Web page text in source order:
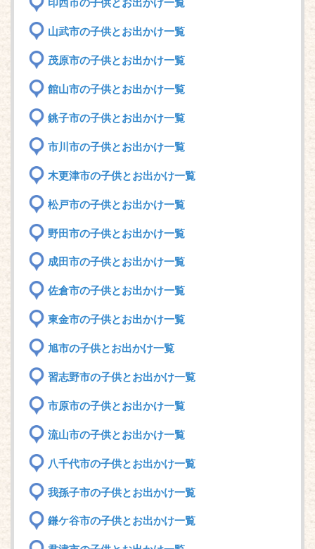
印西市の子供とお出かけ一覧
山武市の子供とお出かけ一覧
茂原市の子供とお出かけ一覧
館山市の子供とお出かけ一覧
銚子市の子供とお出かけ一覧
市川市の子供とお出かけ一覧
木更津市の子供とお出かけ一覧
松戸市の子供とお出かけ一覧
野田市の子供とお出かけ一覧
成田市の子供とお出かけ一覧
佐倉市の子供とお出かけ一覧
東金市の子供とお出かけ一覧
旭市の子供とお出かけ一覧
習志野市の子供とお出かけ一覧
市原市の子供とお出かけ一覧
流山市の子供とお出かけ一覧
八千代市の子供とお出かけ一覧
我孫子市の子供とお出かけ一覧
鎌ケ谷市の子供とお出かけ一覧